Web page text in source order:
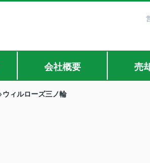
会社概要 売
ウィルローズ三ノ輪